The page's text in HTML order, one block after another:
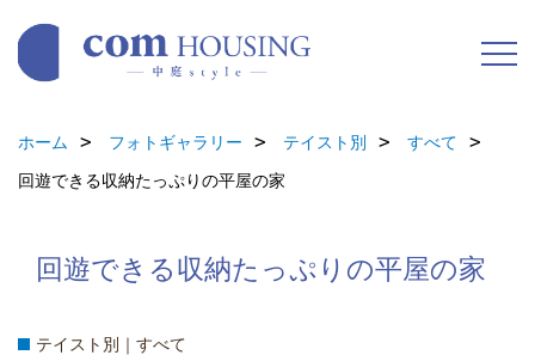
ホーム フォトギャラリー テイスト別
すべて
回遊できる収納たっぷりの平屋の家
回遊できる収納たっぷりの平屋の家
テイスト別｜すべて